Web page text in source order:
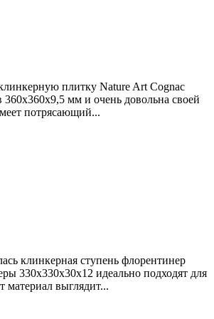
плитку Nature Art Cognac
360x360x9,5 мм и очень довольна своей
потрясающий...
клинкерная ступень флорентинер
330х330х30х12 идеально подходят для
материал выглядит...